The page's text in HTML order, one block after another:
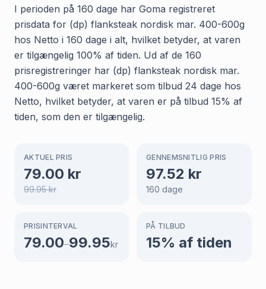
I perioden på 160 dage har Goma registreret
prisdata for (dp) flanksteak nordisk mar. 400-600g
hos Netto i 160 dage i alt, hvilket betyder, at varen
er tilgængelig 100% af tiden. Ud af de 160
prisregistreringer har (dp) flanksteak nordisk mar.
400-600g været markeret som tilbud 24 dage hos
Netto, hvilket betyder, at varen er på tilbud 15% af
tiden, som den er tilgængelig.
AKTUEL PRIS
79.00 kr
99.95kr
GENNEMSNITLIG PRIS
97.52 kr
160 dage
PRISINTERVAL
79.00–99.95kr
PÅ TILBUD
15% af tiden